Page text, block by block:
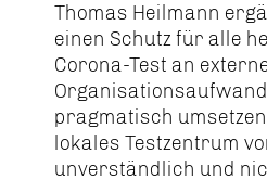
Thomas Heilmann
einen Schutz für alle
Corona-Test an
pragmatisch
lokales Testzentrum
unverständlich und